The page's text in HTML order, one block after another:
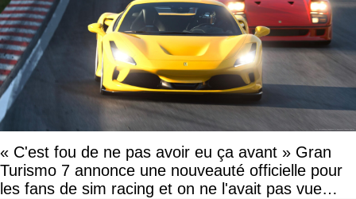
« C'est fou de ne pas avoir eu ça avant » Gran
Turismo 7 annonce une nouveauté officielle pour
les fans de sim racing et on ne l'avait pas vue